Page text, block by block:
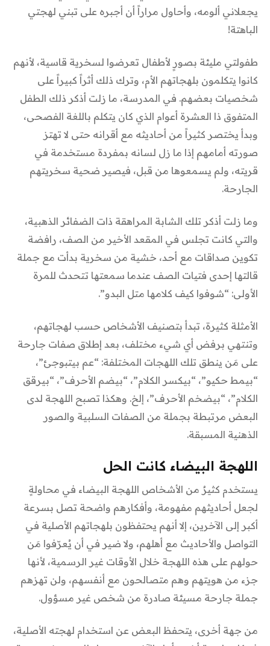
يجعلاني ألومه، وأحاول مراراً أن أجبره على تبني لهجتي
الباهتة!
طفولتي مليئة بصورٍ لأطفال تعرضوا لسخرية قاسية، لأنهم
كانوا يتكلمون بلهجاتهم الأم، وترك ذلك أثراً كبيراً على
شخصيات بعضهم. في المدرسة، ما زلت أذكر ذلك الطفل
المتفوق ذا العشرة أعوام الذي كان يتكلم باللغة الفصحى،
وبدأ يختصر كثيراً من أحاديثه مع أقرانه حتى لا تهتز
صورته أمامهم إذا ما زل لسانه بمفردة مستخدمة في
قريته، ولم يسمعوها من قبل، فيصير ضحية سخريتهم
الجارحة.
وما زلت أذكر تلك الشابة المراهقة ذات الضفائر الذهبية،
والتي كانت تجلس في المقعد الأخير من الصف، رافضة
تكوين صداقات مع أحد، خشية من سخرية بدأت مع جملة
قالتها إحدى فتيات الصف عندما سمعتها تتحدث للمرة
الأولى: “شوفوا كيف كلامها متل البدو”.
الأمثلة كثيرة، تبدأ بتصنيف الأشخاص حسب لهجاتهم،
وتنتهي برفض أي شيء مختلف، بعد إطلاق صفات جارحة
على مَن ينطق تلك اللهجات المختلفة: “عم بيتبوجئ”،
“بيمط حكيو”، “بيكسر الكلام”، “بيضم الأحرف”، “بيرقق
الكلام”، “بيضخم الأحرف”، إلخ. وهكذا تصبح اللهجة لدى
البعض مرتبطة بجملة من الصفات السلبية والصور
الذهنية المسبقة.
اللهجة البيضاء كانت الحل
يستخدم كثيرٌ من الأشخاص اللهجة البيضاء في محاولةٍ
لجعل أحاديثهم مفهومة، وأفكارهم واضحة تصل بسرعة
أكبر إلى الآخرين، إلا أنهم يحتفظون بلهجاتهم الأصلية في
التواصل والأحاديث مع أهلهم، ولا ضير في أن يُعرّفوا مَن
حولهم على هذه اللهجة خلال الأوقات غير الرسمية، لأنها
جزء من هويتهم وهم متصالحون مع أنفسهم، ولن تهزهم
جملة جارحة مسيئة صادرة من شخص غير مسؤول.
من جهة أخرى، يتحفظ البعض عن استخدام لهجته الأصلية،